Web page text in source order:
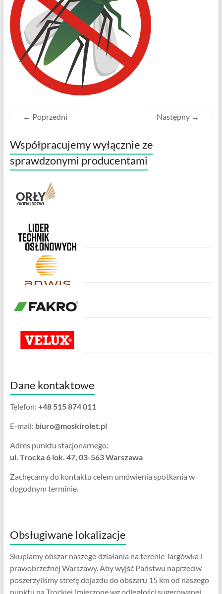
← Poprzedni Następny →
Współpracujemy wyłącznie ze
sprawdzonymi producentami
Dane kontaktowe
Telefon: +48 515 874 011
E-mail: biuro@moskirolet.pl
Adres punktu stacjonarnego:
ul. Trocka 6 lok. 47, 03-563 Warszawa
Zachęcamy do kontaktu celem umówienia spotkania w
dogodnym terminie.
Obsługiwane lokalizacje
Skupiamy obszar naszego działania na terenie Targówka i
prawobrzeżnej Warszawy. Aby wyjść Państwu naprzeciw
poszerzyliśmy strefę dojazdu do obszaru 15 km od naszego
punktu na Trockiej (mierzone wg odległości sugerowanej